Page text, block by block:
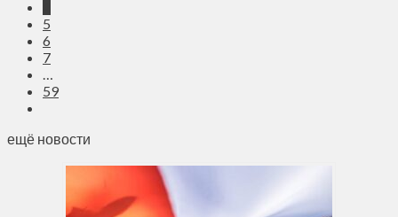
5
6
7
…
59
ещё новости